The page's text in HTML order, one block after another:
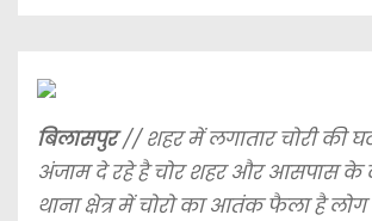
बिलासपुर// शहर में लगातार चोरी की
अंजाम दे रहे है चोर शहर और आसपास के
थाना क्षेत्र में चोरो का आतंक फैला है